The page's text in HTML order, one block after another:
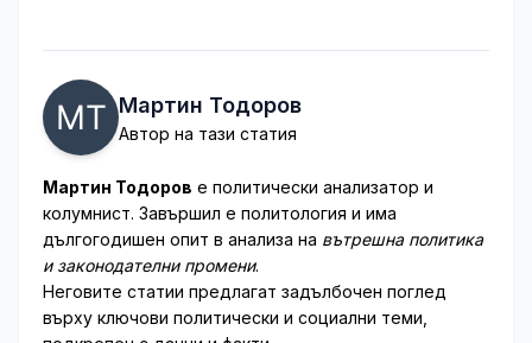
Мартин Тодоров
Автор на тази статия
Мартин Тодоров е политически анализатор и
колумнист. Завършил е политология и има
дългогодишен опит в анализа на вътрешна политика
и законодателни промени.
Неговите статии предлагат задълбочен поглед
върху ключови политически и социални теми,